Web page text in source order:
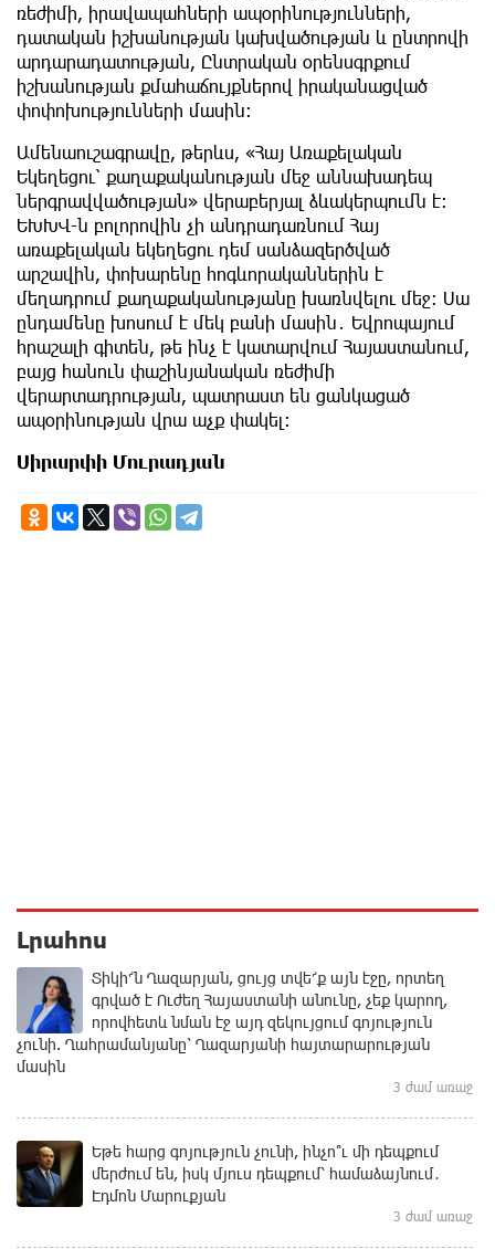
ռեժիմի, իրավապահների ապօրինությունների,
դատական իշխանության կախվածության և ընտրովի
արդարադատության, Ընտրական օրենսգրքում
իշխանության քմահաճույքներով իրականացված
փոփոխությունների մասին։
Ամենաուշագրավը, թերևս, «Հայ Առաքելական
Եկեղեցու՝ քաղաքականության մեջ աննախադեպ
ներգրավվածության» վերաբերյալ ձևակերպումն է։
ԵԽԽՎ-ն բոլորովին չի անդրադառնում Հայ
առաքելական եկեղեցու դեմ սանձազերծված
արշավին, փոխարենը հոգևորականներին է
մեղադրում քաղաքականությանը խառնվելու մեջ։ Սա
ընդամենը խոսում է մեկ բանի մասին․ Եվրոպայում
հրաշալի գիտեն, թե ինչ է կատարվում Հայաստանում,
բայց հանուն փաշինյանական ռեժիմի
վերարտադրության, պատրաստ են ցանկացած
ապօրինության վրա աչք փակել։
Սիրարփի Մուրադյան
Լրահոս
Տիկի՜ն Ղազարյան, ցույց տվե՜ք այն էջը, որտեղ
գրված է Ուժեղ Հայաստանի անունը, չեք կարող,
որովհետև նման էջ այդ զեկույցում գոյություն
չունի. Ղահրամանյանը՝ Ղազարյանի հայտարարության
մասին
3 ժամ առաջ
Եթե հարց գոյություն չունի, ինչո՞ւ մի դեպքում
մերժում են, իսկ մյուս դեպքում՝ համաձայնում․
Էդմոն Մարուքյան
3 ժամ առաջ